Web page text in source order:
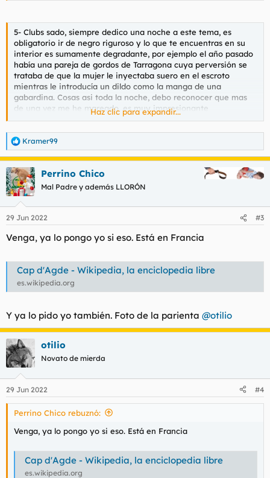
Los clubs, pues digamos que es la principal atracción turística
de la zona, los hay de varios tipos:
1- Gayer, nunca he estado en uno la verdad pero hay
tremendas colas para entrar asi que me imagino que habrá
bastante vicio
5- Clubs sado, siempre dedico una noche a este tema, es
obligatorio ir de negro riguroso y lo que te encuentras en su
interior es sumamente degradante, por ejemplo el año pasado
había una pareja de gordos de Tarragona cuya perversión se
trataba de que la mujer le inyectaba suero en el escroto
mientras le introducía un dildo como la manga de una
gabardina. Cosas asi toda la noche, debo reconocer que mas
de una vez me he mareado, es muy impresionante
Como digo es un lugar único en el mundo, por el dia es
obligatorio ir desnudo y por la noche para los hombre ir
bastante elegante, minimo pantalón largo y zapatos o ropa de
latex, si vas con la camiseta de la selección de mexico no te
van a dejar entrar a ningún lado.
Es bastante caro, todo es caro en general desde el alquiler, las
bebidas, las entradas, ropa comida etc.
El idioma principal es el francés seguido muy de cerca por el
ingles ya que va gente de toda Europa, es una pena que hace
tiempo que no van rusas ya que cada uno llevaba 2 o 3 jacas
de rusos supongo)
Se cierra todo a las 2 o las 3 de la mañana o sea que hay que
salir sobre las nueve o diez de la noche, como curiosidad a esa
hora cuando volvemos al apartamento en cada esquina hay
veces te siguen, aunque no tiene nada que ver con el tema
No recuerdo nada más reseñable por ahora además estoy
cansado
Haz clic para expandir...
R
e
a
c
c
i
e
:
Kramer99
Perrino Chico
Mal Padre y además LLORÓN
29 Jun 2022 #3
Venga, ya lo pongo yo si eso. Está en Francia
Cap d'Agde - Wikipedia, la enciclopedia libre
es.wikipedia.org
Y ya lo pido yo también. Foto de la parienta @otilio
otilio
Novato de mierda
29 Jun 2022 #4
Perrino Chico rebuznó:
Venga, ya lo pongo yo si eso. Está en Francia
Cap d'Agde - Wikipedia, la enciclopedia libre
es.wikipedia.org